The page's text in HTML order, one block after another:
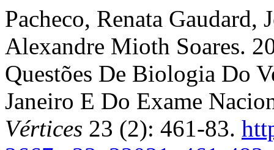
Pacheco, Renata Gaudard,
Alexandre Mioth Soares.
Questões De Biologia Do
Janeiro E Do Exame
Vértices 23 (2): 461-83.